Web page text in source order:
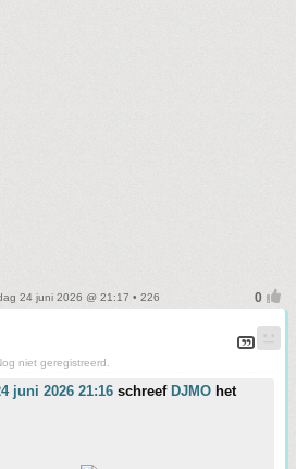
24 juni 2026 @ 21:17 • 226
niet geregistreerd.
juni 2026 21:16 schreef DJMO het